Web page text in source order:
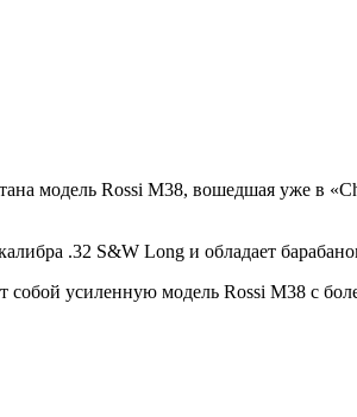
модель Rossi M38, вошедшая уже в
.32 S&W Long и обладает
собой усиленную модель Rossi M38 с